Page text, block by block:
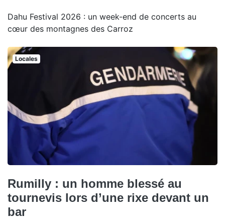
Dahu Festival 2026 : un week-end de concerts au
cœur des montagnes des Carroz
Locales
Rumilly : un homme blessé au
tournevis lors d’une rixe devant un
bar